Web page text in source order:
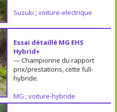
Suzuki ; voiture-electrique
Essai détaillé MG EHS
Hybrid+
— Championne du rapport
prix/prestations, cette full-
hybride.
MG ; voiture-hybride